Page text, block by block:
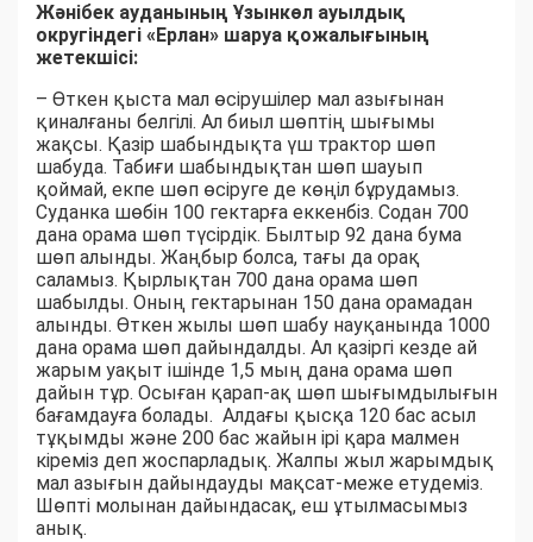
Жәнібек ауданының Ұзынкөл ауылдық
округіндегі «Ерлан» шаруа қожалығының
жетекшісі:
– Өткен қыста мал өсірушілер мал азығынан
қиналғаны белгілі. Ал биыл шөптің шығымы
жақсы. Қазір шабындықта үш трактор шөп
шабуда. Табиғи шабындықтан шөп шауып
қоймай, екпе шөп өсіруге де көңіл бұрудамыз.
Суданка шөбін 100 гектарға еккенбіз. Содан 700
дана орама шөп түсірдік. Былтыр 92 дана бума
шөп алынды. Жаңбыр болса, тағы да орақ
саламыз. Қырлықтан 700 дана орама шөп
шабылды. Оның гектарынан 150 дана орамадан
алынды. Өткен жылы шөп шабу науқанында 1000
дана орама шөп дайындалды. Ал қазіргі кезде ай
жарым уақыт ішінде 1,5 мың дана орама шөп
дайын тұр. Осыған қарап-ақ шөп шығымдылығын
бағамдауға болады. Алдағы қысқа 120 бас асыл
тұқымды және 200 бас жайын ірі қара малмен
кіреміз деп жоспарладық. Жалпы жыл жарымдық
мал азығын дайындауды мақсат-меже етудеміз.
Шөпті молынан дайындасақ, еш ұтылмасымыз
анық.